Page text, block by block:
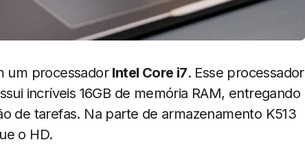
um processador Intel Core i7. Esse processador
incríveis 16GB de memória RAM, entregando
de tarefas. Na parte de armazenamento K513
o HD.